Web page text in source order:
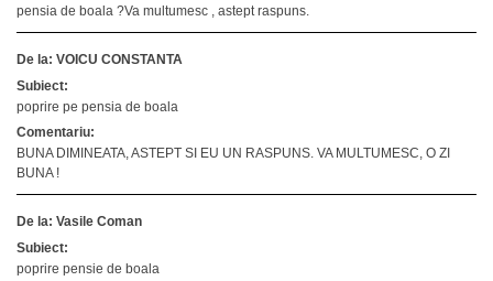
pensia de boala ?Va multumesc , astept raspuns.
De la: VOICU CONSTANTA
Subiect:
poprire pe pensia de boala
Comentariu:
BUNA DIMINEATA, ASTEPT SI EU UN RASPUNS. VA MULTUMESC, O ZI
BUNA !
De la: Vasile Coman
Subiect:
poprire pensie de boala